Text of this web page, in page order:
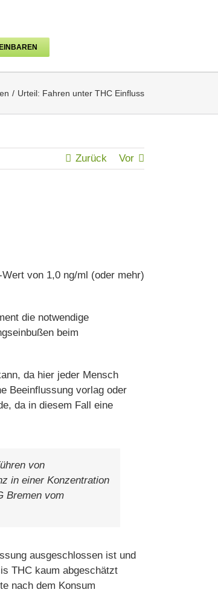
Urteil: Fahren unter THC Einfluss
Zurück Vor
von 1,0 ng/ml (oder mehr)
die notwendige
beim
da hier jeder Mensch
Beeinflussung vorlag oder
da in diesem Fall eine
von
in einer Konzentration
Bremen vom
ausgeschlossen ist und
THC kaum abgeschätzt
nach dem Konsum